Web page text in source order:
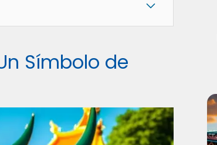
Símbolo de